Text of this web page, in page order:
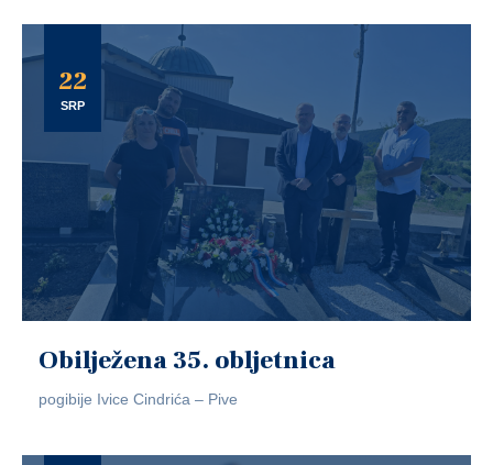
22
SRP
Obilježena 35. obljetnica
pogibije Ivice Cindrića – Pive